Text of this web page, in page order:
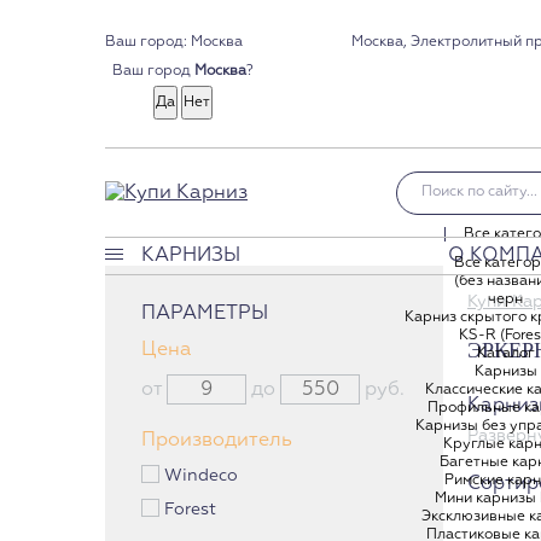
Ваш город: Москва
Ваш город Москва?
Москва, Электролитный
Все
Все
(без
черн
Карниз скрытого
KS-R
Каталог
Карнизы
Классические
Профильные
Карнизы без
Круглые
Багетные
Римские
Мини карнизы
Эксклюзивные
Пластиковые
КАРНИЗЫ
Классические карнизы
Профильные карнизы
Карнизы без управления
Багетные карнизы
Римские карнизы
Мини карнизы Кафе
О
ПАРАМЕТРЫ
Цена
от до руб.
Производитель
Windeco
Forest
Купи